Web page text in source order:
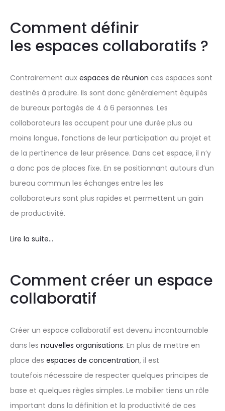
Comment définir
les espaces collaboratifs ?
Contrairement aux espaces de réunion ces espaces sont
destinés à produire. Ils sont donc généralement équipés
de bureaux partagés de 4 à 6 personnes. Les
collaborateurs les occupent pour une durée plus ou
moins longue, fonctions de leur participation au projet et
de la pertinence de leur présence. Dans cet espace, il n’y
a donc pas de places fixe. En se positionnant autours d’un
bureau commun les échanges entre les les
collaborateurs sont plus rapides et permettent un gain
de productivité.
Lire la suite…
Comment créer un espace
collaboratif
Créer un espace collaboratif est devenu incontournable
dans les nouvelles organisations. En plus de mettre en
place des espaces de concentration, il est
toutefois nécessaire de respecter quelques principes de
base et quelques règles simples. Le mobilier tiens un rôle
important dans la définition et la productivité de ces